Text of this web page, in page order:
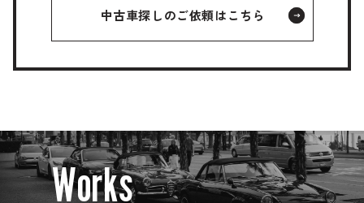
中古車探しのご依頼はこちら
Works